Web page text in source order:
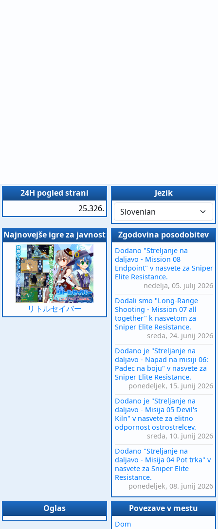
24H pogled strani
25.326.
Jezik
Najnovejše igre za javnost
リトルセイバー
Zgodovina posodobitev
Dodano "Streljanje na
daljavo - Mission 08
Endpoint" v nasvete za Sniper
Elite Resistance.
nedelja, 05. julij 2026
Dodali smo "Long-Range
Shooting - Mission 07 all
together" k nasvetom za
Sniper Elite Resistance.
sreda, 24. junij 2026
Dodano je "Streljanje na
daljavo - Napad na misiji 06:
Padec na boju" v nasvete za
Sniper Elite Resistance.
ponedeljek, 15. junij 2026
Dodano je "Streljanje na
daljavo - Misija 05 Devil's
Kiln" v nasvete za elitno
odpornost ostrostrelcev.
sreda, 10. junij 2026
Dodano "Streljanje na
daljavo - Misija 04 Pot trka" v
nasvete za Sniper Elite
Resistance.
ponedeljek, 08. junij 2026
Oglas Povezave v mestu
Dom